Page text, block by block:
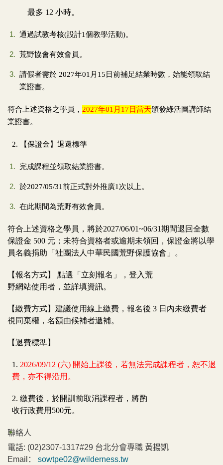
最多 12 小時。
通過試教考核(設計1個教學活動)。
荒野協會有效會員。
請假者需於 2027年01月15日前補足結業時數，始能領取結
業證書。
符合上述資格之學員， 2027年01月17日當天頒發綠活圖講師結
業證書。
2. 【保證金】退還標準
完成課程並領取結業證書。
於2027/05/31前正式對外推廣1次以上。
在此期間為荒野有效會員。
符合上述資格之學員，將於2027/06/01~06/31期間退回全數
保證金 500 元；未符合資格者或逾期未領回，保證金將以學
員名義捐助「社團法人中華民國荒野保護協會」。
【報名方式】 點選「立刻報名」，登入荒
野網站使用者，並詳填資訊。
【繳費方式】建議使用線上繳費，報名後 3 日內未繳費者
視同棄權，名額由候補者遞補。
【退費標準】
1. 2026/09/12 (六) 開始上課後，若無法完成課程者，恕不退
費，亦不得沿用。
2. 繳費後，於開訓前取消課程者，將酌
收行政費用500元。
聯絡人
電話: (02)2307-1317#29 台北分會專職 黃揚凱
Email： sowtpe02@wilderness.tw